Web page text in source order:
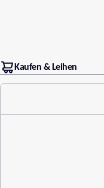
Kaufen & Leihen